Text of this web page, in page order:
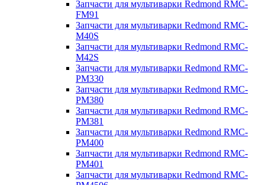
Запчасти для мультиварки Redmond RMC-
FM91
Запчасти для мультиварки Redmond RMC-
M40S
Запчасти для мультиварки Redmond RMC-
M42S
Запчасти для мультиварки Redmond RMC-
PM330
Запчасти для мультиварки Redmond RMC-
PM380
Запчасти для мультиварки Redmond RMC-
PM381
Запчасти для мультиварки Redmond RMC-
PM400
Запчасти для мультиварки Redmond RMC-
PM401
Запчасти для мультиварки Redmond RMC-